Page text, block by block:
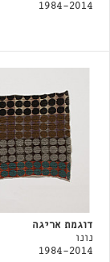
1984-2014
דוגמת אריגה
נונו
1984-2014